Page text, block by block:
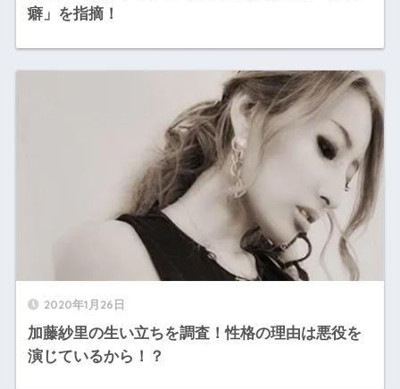
癖」を指摘！
2020年1月26日
加藤紗里の生い立ちを調査！性格の理由は悪役を
演じているから！？